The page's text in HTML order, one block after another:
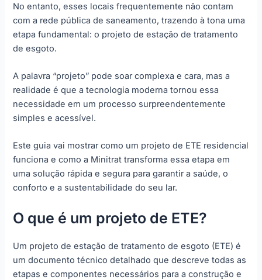
No entanto, esses locais frequentemente não contam
com a rede pública de saneamento, trazendo à tona uma
etapa fundamental: o projeto de estação de tratamento
de esgoto.
A palavra “projeto” pode soar complexa e cara, mas a
realidade é que a tecnologia moderna tornou essa
necessidade em um processo surpreendentemente
simples e acessível.
Este guia vai mostrar como um projeto de ETE residencial
funciona e como a Minitrat transforma essa etapa em
uma solução rápida e segura para garantir a saúde, o
conforto e a sustentabilidade do seu lar.
O que é um projeto de ETE?
Um projeto de estação de tratamento de esgoto (ETE) é
um documento técnico detalhado que descreve todas as
etapas e componentes necessários para a construção e